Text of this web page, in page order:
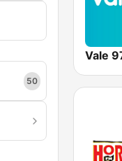
50
Vale